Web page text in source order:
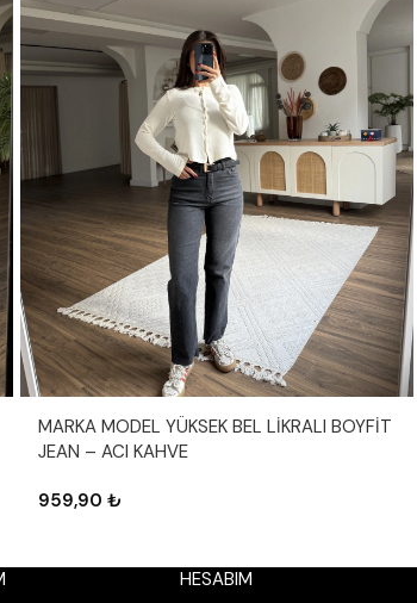
MARKA MODEL YÜKSEK BEL LİKRALI BOYFİT
JEAN – ACI KAHVE
959,90 ₺
HESABIM